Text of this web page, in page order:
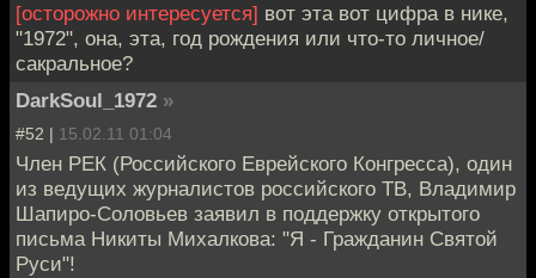
[осторожно интересуется] вот эта вот цифра в нике,
"1972", она, эта, год рождения или что-то личное/
сакральное?
DarkSoul_1972 »
#52 | 15.02.11 01:04
Член РЕК (Российского Еврейского Конгресса), один
из ведущих журналистов российского ТВ, Владимир
Шапиро-Соловьев заявил в поддержку открытого
письма Никиты Михалкова: "Я - Гражданин Святой
Руси"!